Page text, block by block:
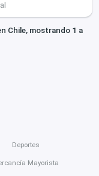
Chile, mostrando 1 a
Deportes
Mayorista